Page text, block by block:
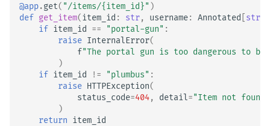
@app.get( "/items/{item_id}" )
def get_item(item_id : str, username: Annotated str
if item_id == "portal-gun" :
raise InternalError(
f"The portal gun is too dangerous to be
)
if item_id != "plumbus" :
raise HTTPException(
status_code=404, detail="Item not
)
return item_id